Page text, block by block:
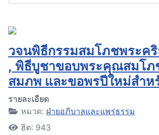
วจนพิธีกรรมสมโภชพระค
, พิธีบูชาขอบพระคุณสมโภ
สมภพ และขอพรปีใหม่สำห
รายละเอียด
หมวด: ฝ่ายอภิบาลและแพร่ธรรม
ฮิต: 943